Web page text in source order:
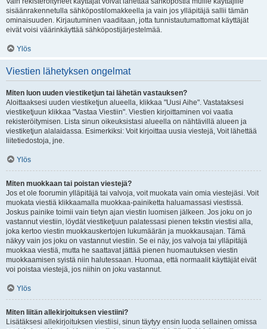
sisäänrakennetulla sähköpostilomakkeella ja vain jos ylläpitäjä sallii tämän
ominaisuuden. Kirjautuminen vaaditaan, jotta tunnistautumattomat käyttäjät
eivät voisi väärinkäyttää sähköpostijärjestelmää.
Ylös
Viestien lähetyksen ongelmat
Miten luon uuden viestiketjun tai lähetän vastauksen?
Aloittaaksesi uuden viestiketjun alueella, klikkaa "Uusi Aihe". Vastataksesi
viestiketjuun klikkaa "Vastaa Viestiin". Viestien kirjoittaminen voi vaatia
rekisteröitymisen. Lista sinun oikeuksistasi alueella on nähtävillä alueen ja
viestiketjun alalaidassa. Esimerkiksi: Voit kirjoittaa uusia viestejä, Voit lähettää
liitetiedostoja, jne.
Ylös
Miten muokkaan tai poistan viestejä?
Jos et ole foorumin ylläpitäjä tai valvoja, voit muokata vain omia viestejäsi. Voit
muokata viestiä klikkaamalla muokkaa-painiketta haluamassasi viestissä.
Joskus painike toimii vain tietyn ajan viestin luomisen jälkeen. Jos joku on jo
vastannut viestiin, löydät viestiketjuun palatessasi pienen tekstin viestisi alla,
joka kertoo viestin muokkauskertojen lukumäärän ja muokkausajan. Tämä
näkyy vain jos joku on vastannut viestiin. Se ei näy, jos valvoja tai ylläpitäjä
muokkaa viestiä, mutta he saattavat jättää pienen huomautuksen viestin
muokkaamisen syistä niin halutessaan. Huomaa, että normaalit käyttäjät eivät
voi poistaa viestejä, jos niihin on joku vastannut.
Ylös
Miten liitän allekirjoituksen viestiini?
Lisätäksesi allekirjoituksen viestiisi, sinun täytyy ensin luoda sellainen omissa